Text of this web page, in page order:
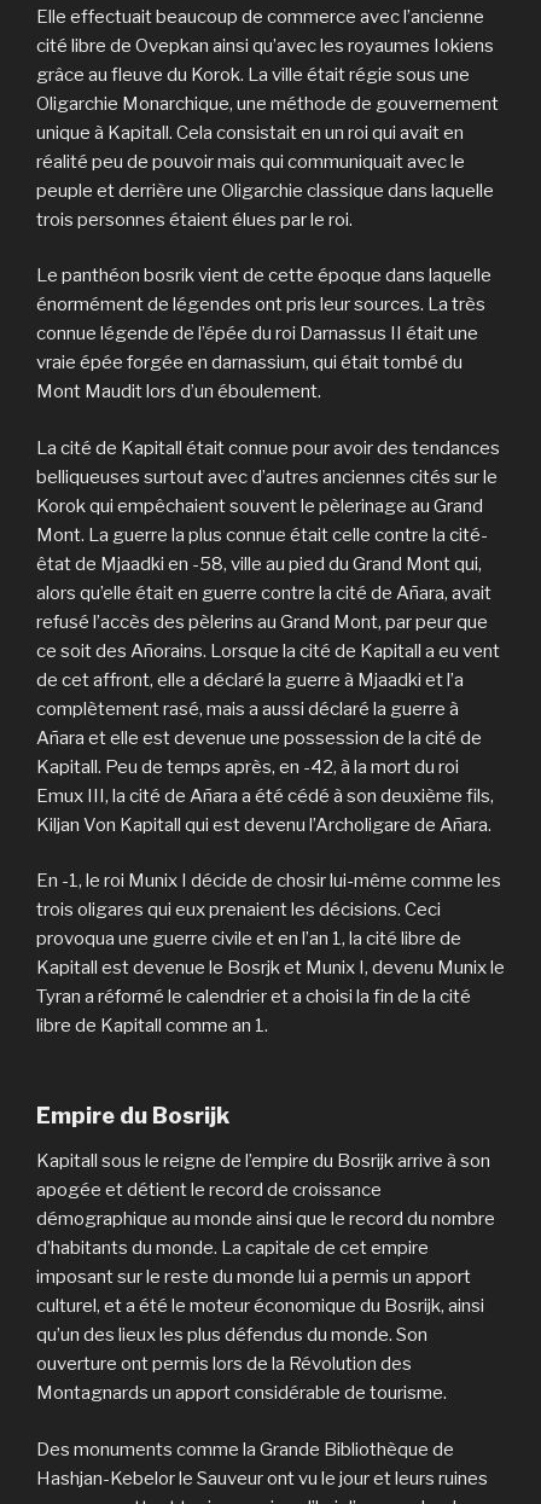
Elle effectuait beaucoup de commerce avec l’ancienne
cité libre de Ovepkan ainsi qu’avec les royaumes Iokiens
grâce au fleuve du Korok. La ville était régie sous une
Oligarchie Monarchique, une méthode de gouvernement
unique à Kapitall. Cela consistait en un roi qui avait en
réalité peu de pouvoir mais qui communiquait avec le
peuple et derrière une Oligarchie classique dans laquelle
trois personnes étaient élues par le roi.
Le panthéon bosrik vient de cette époque dans laquelle
énormément de légendes ont pris leur sources. La très
connue légende de l’épée du roi Darnassus II était une
vraie épée forgée en darnassium, qui était tombé du
Mont Maudit lors d’un éboulement.
La cité de Kapitall était connue pour avoir des tendances
belliqueuses surtout avec d’autres anciennes cités sur le
Korok qui empêchaient souvent le pèlerinage au Grand
Mont. La guerre la plus connue était celle contre la cité-
êtat de Mjaadki en -58, ville au pied du Grand Mont qui,
alors qu’elle était en guerre contre la cité de Añara, avait
refusé l’accès des pèlerins au Grand Mont, par peur que
ce soit des Añorains. Lorsque la cité de Kapitall a eu vent
de cet affront, elle a déclaré la guerre à Mjaadki et l’a
complètement rasé, mais a aussi déclaré la guerre à
Añara et elle est devenue une possession de la cité de
Kapitall. Peu de temps après, en -42, à la mort du roi
Emux III, la cité de Añara a été cédé à son deuxième fils,
Kiljan Von Kapitall qui est devenu l’Archoligare de Añara.
En -1, le roi Munix I décide de chosir lui-même comme les
trois oligares qui eux prenaient les décisions. Ceci
provoqua une guerre civile et en l’an 1, la cité libre de
Kapitall est devenue le Bosrjk et Munix I, devenu Munix le
Tyran a réformé le calendrier et a choisi la fin de la cité
libre de Kapitall comme an 1.
Empire du Bosrijk
Kapitall sous le reigne de l’empire du Bosrijk arrive à son
apogée et détient le record de croissance
démographique au monde ainsi que le record du nombre
d’habitants du monde. La capitale de cet empire
imposant sur le reste du monde lui a permis un apport
culturel, et a été le moteur économique du Bosrijk, ainsi
qu’un des lieux les plus défendus du monde. Son
ouverture ont permis lors de la Révolution des
Montagnards un apport considérable de tourisme.
Des monuments comme la Grande Bibliothèque de
Hashjan-Kebelor le Sauveur ont vu le jour et leurs ruines